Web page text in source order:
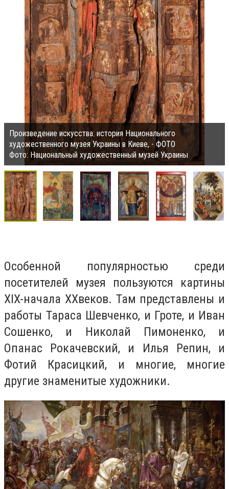
Произведение искусства: история Национального
художественного музея Украины в Киеве, - ФОТО
Фото: Национальный художественный музей Украины
Особенной популярностью среди
посетителей музея пользуются картины
XIX-начала XXвеков. Там представлены и
работы Тараса Шевченко, и Гроте, и Иван
Сошенко, и Николай Пимоненко, и
Опанас Рокачевский, и Илья Репин, и
Фотий Красицкий, и многие, многие
другие знаменитые художники.